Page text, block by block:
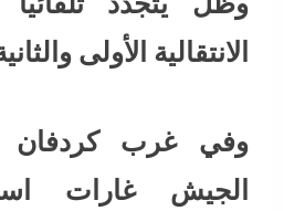
الانتقالية الأولى
وفي غرب كردفان
الجيش غارات